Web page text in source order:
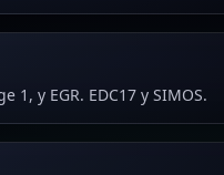
1, y EGR. EDC17 y SIMOS.